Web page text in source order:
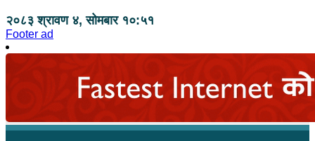
२०८३ श्रावण ४, सोमबार १०:५१
Footer ad